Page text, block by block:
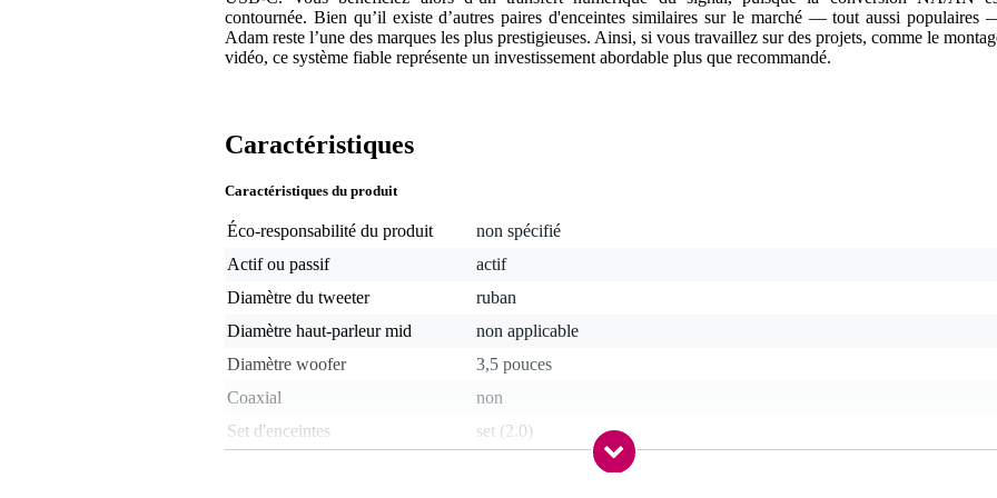
contournée. Bien qu’il existe d’autres paires d'enceintes similaires sur le marché — tout aussi populaires
Adam reste l’une des marques les plus prestigieuses. Ainsi, si vous travaillez sur des projets, comme le
vidéo, ce système fiable représente un investissement abordable plus que recommandé.
Caractéristiques
Caractéristiques du produit
Éco-responsabilité du produit
non spécifié
Actif ou passif
actif
Diamètre du tweeter
ruban
Diamètre haut-parleur mid
non applicable
Diamètre woofer
3,5 pouces
Coaxial
non
Set d'enceintes
set (2.0)